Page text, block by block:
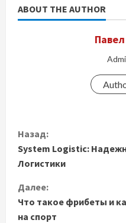
ABOUT THE AUTHOR
П
р
о
д
Назад:
System Logistic:
Логистики
Далее:
Что такое фрибеты и
на спорт